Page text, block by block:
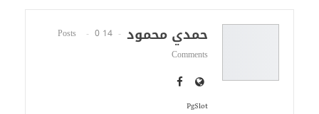
حمدي محمود 14 Posts
0
Comments
PgSlot